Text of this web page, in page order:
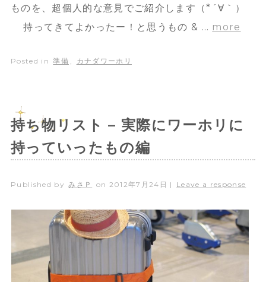
ものを、超個人的な意見でご紹介します（*´∀｀）
持ってきてよかったー！と思うもの & … more
Posted in 準備 , カナダワーホリ
持ち物リスト – 実際にワーホリに
持っていったもの編
Published by みさＰ on 2012年7月24日 | Leave a response